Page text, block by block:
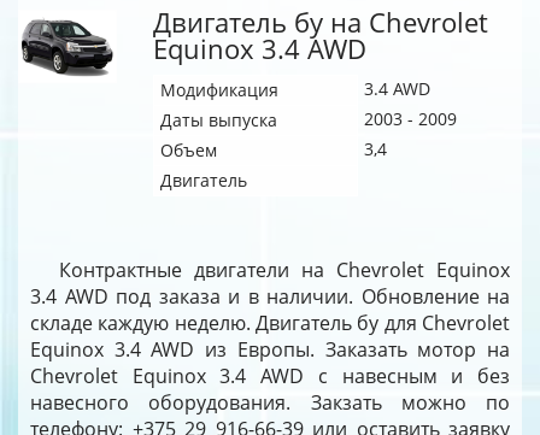
Двигатель бу на Chevrolet
Equinox 3.4 AWD
Модификация
3.4 AWD
Даты выпуска
2003 - 2009
Объем
3,4
Двигатель
Контрактные двигатели на Chevrolet Equinox
3.4 AWD под заказа и в наличии. Обновление на
складе каждую неделю. Двигатель бу для Chevrolet
Equinox 3.4 AWD из Европы. Заказать мотор на
Chevrolet Equinox 3.4 AWD с навесным и без
навесного оборудования. Закзать можно по
телефону: +375 29 916-66-39 или оставить заявку